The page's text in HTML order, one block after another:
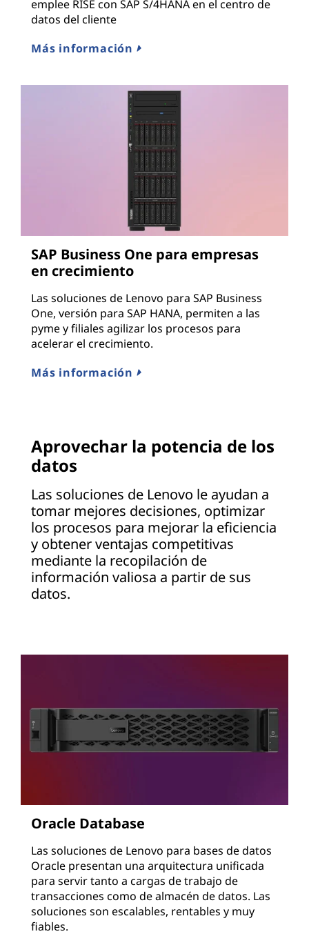
emplee RISE con SAP S/4HANA en el centro de
datos del cliente
Más información
SAP Business One para empresas
en crecimiento
Las soluciones de Lenovo para SAP Business
One, versión para SAP HANA, permiten a las
pyme y filiales agilizar los procesos para
acelerar el crecimiento.
Más información
Aprovechar la potencia de los
datos
Las soluciones de Lenovo le ayudan a
tomar mejores decisiones, optimizar
los procesos para mejorar la eficiencia
y obtener ventajas competitivas
mediante la recopilación de
información valiosa a partir de sus
datos.
Oracle Database
Las soluciones de Lenovo para bases de datos
Oracle presentan una arquitectura unificada
para servir tanto a cargas de trabajo de
transacciones como de almacén de datos. Las
soluciones son escalables, rentables y muy
fiables.